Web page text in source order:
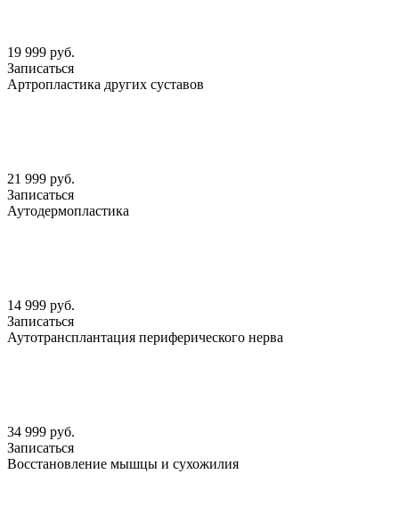
19 999 руб.
Записаться
Артропластика других суставов
21 999 руб.
Записаться
Аутодермопластика
14 999 руб.
Записаться
Аутотрансплантация периферического нерва
34 999 руб.
Записаться
Восстановление мышцы и сухожилия